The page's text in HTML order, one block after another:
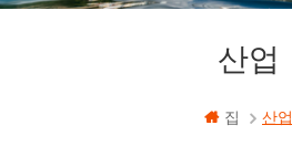
산업
집 산업